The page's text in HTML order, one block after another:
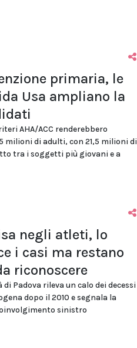
primaria, le
Usa ampliano la
AHA/ACC renderebbero
milioni di adulti, con 21,5 milioni di
tra i soggetti più giovani e a
negli atleti, lo
i casi ma restano
riconoscere
Padova rileva un calo dei decessi
dopo il 2010 e segnala la
sinistro